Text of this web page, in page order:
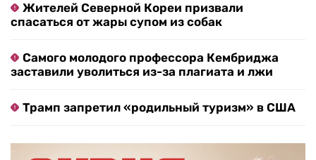
Жителей Северной Кореи призвали
спасаться от жары супом из собак
Самого молодого профессора Кембриджа
заставили уволиться из-за плагиата и лжи
Трамп запретил «родильный туризм» в США